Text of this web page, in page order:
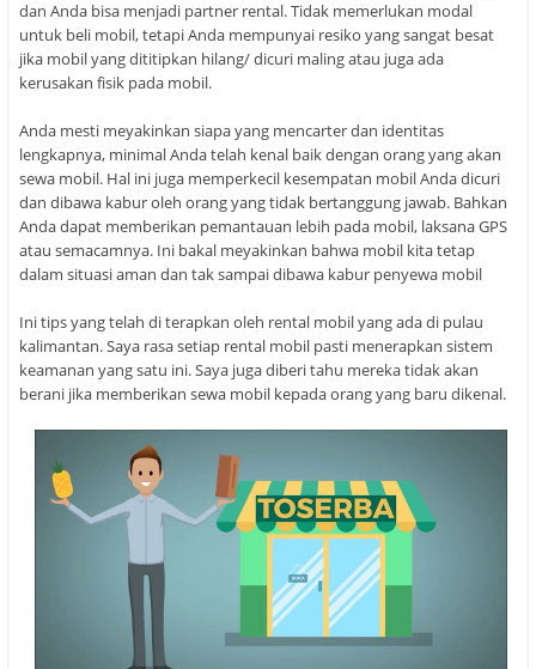
dan Anda bisa menjadi partner rental. Tidak memerlukan modal
untuk beli mobil, tetapi Anda mempunyai resiko yang sangat besat
jika mobil yang dititipkan hilang/ dicuri maling atau juga ada
kerusakan fisik pada mobil.
Anda mesti meyakinkan siapa yang mencarter dan identitas
lengkapnya, minimal Anda telah kenal baik dengan orang yang akan
sewa mobil. Hal ini juga memperkecil kesempatan mobil Anda dicuri
dan dibawa kabur oleh orang yang tidak bertanggung jawab. Bahkan
Anda dapat memberikan pemantauan lebih pada mobil, laksana GPS
atau semacamnya. Ini bakal meyakinkan bahwa mobil kita tetap
dalam situasi aman dan tak sampai dibawa kabur penyewa mobil
Ini tips yang telah di terapkan oleh rental mobil yang ada di pulau
kalimantan. Saya rasa setiap rental mobil pasti menerapkan sistem
keamanan yang satu ini. Saya juga diberi tahu mereka tidak akan
berani jika memberikan sewa mobil kepada orang yang baru dikenal.